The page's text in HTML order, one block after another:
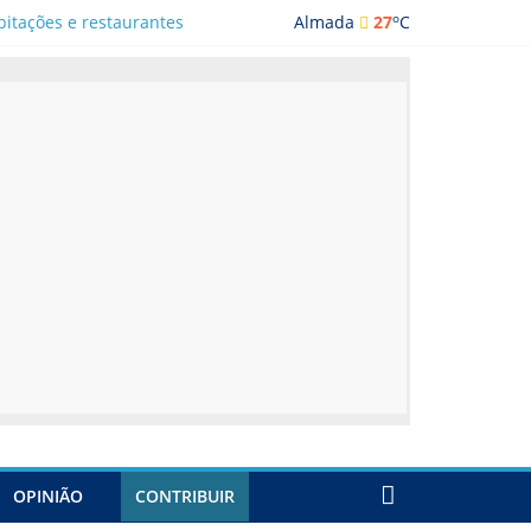
Almada 27oC
e restaurantes
OPINIÃO CONTRIBUIR